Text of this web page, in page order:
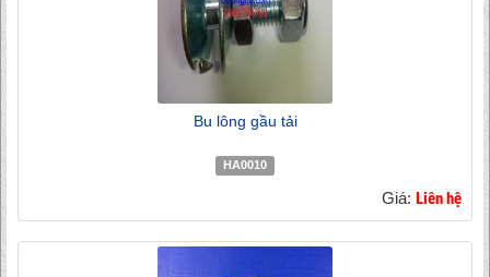
Bu lông gầu tải
HA0010
Giá: Liên hệ